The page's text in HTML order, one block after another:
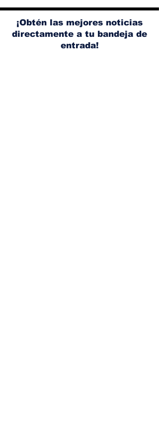
Weaver tomará su
lugar
¡Obtén las mejores noticias
directamente a tu bandeja de
entrada!